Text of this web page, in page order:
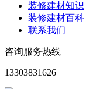
装修建材知识
装修建材百科
联系我们
咨询服务热线
13303831626